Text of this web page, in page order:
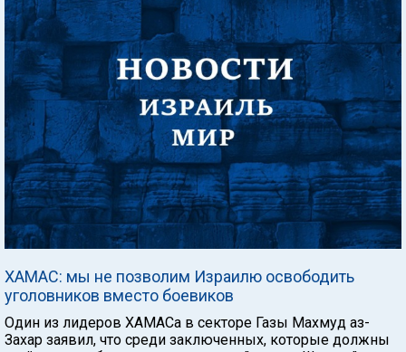
ХАМАС: мы не позволим Израилю освободить
уголовников вместо боевиков
Один из лидеров ХАМАСа в секторе Газы Махмуд аз-
Захар заявил, что среди заключенных, которые должны